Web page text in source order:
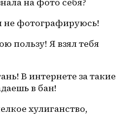
не фотографируюсь!
пользу! Я взял тебя
В интернете за такие
в бан!
хулиганство,